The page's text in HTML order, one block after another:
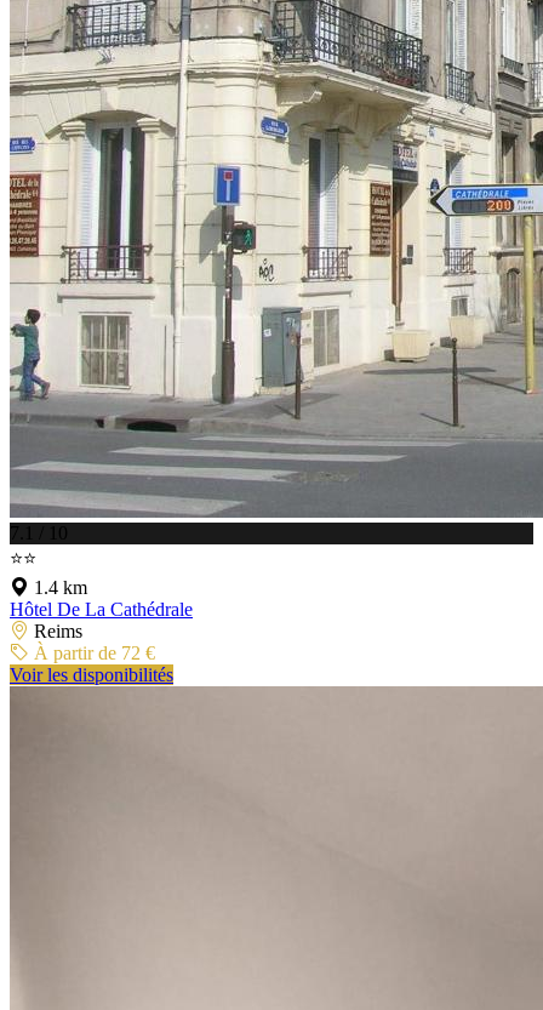
7.1 / 10
⭐⭐
1.4 km
Hôtel De La Cathédrale
Reims
À partir de 72 €
Voir les disponibilités